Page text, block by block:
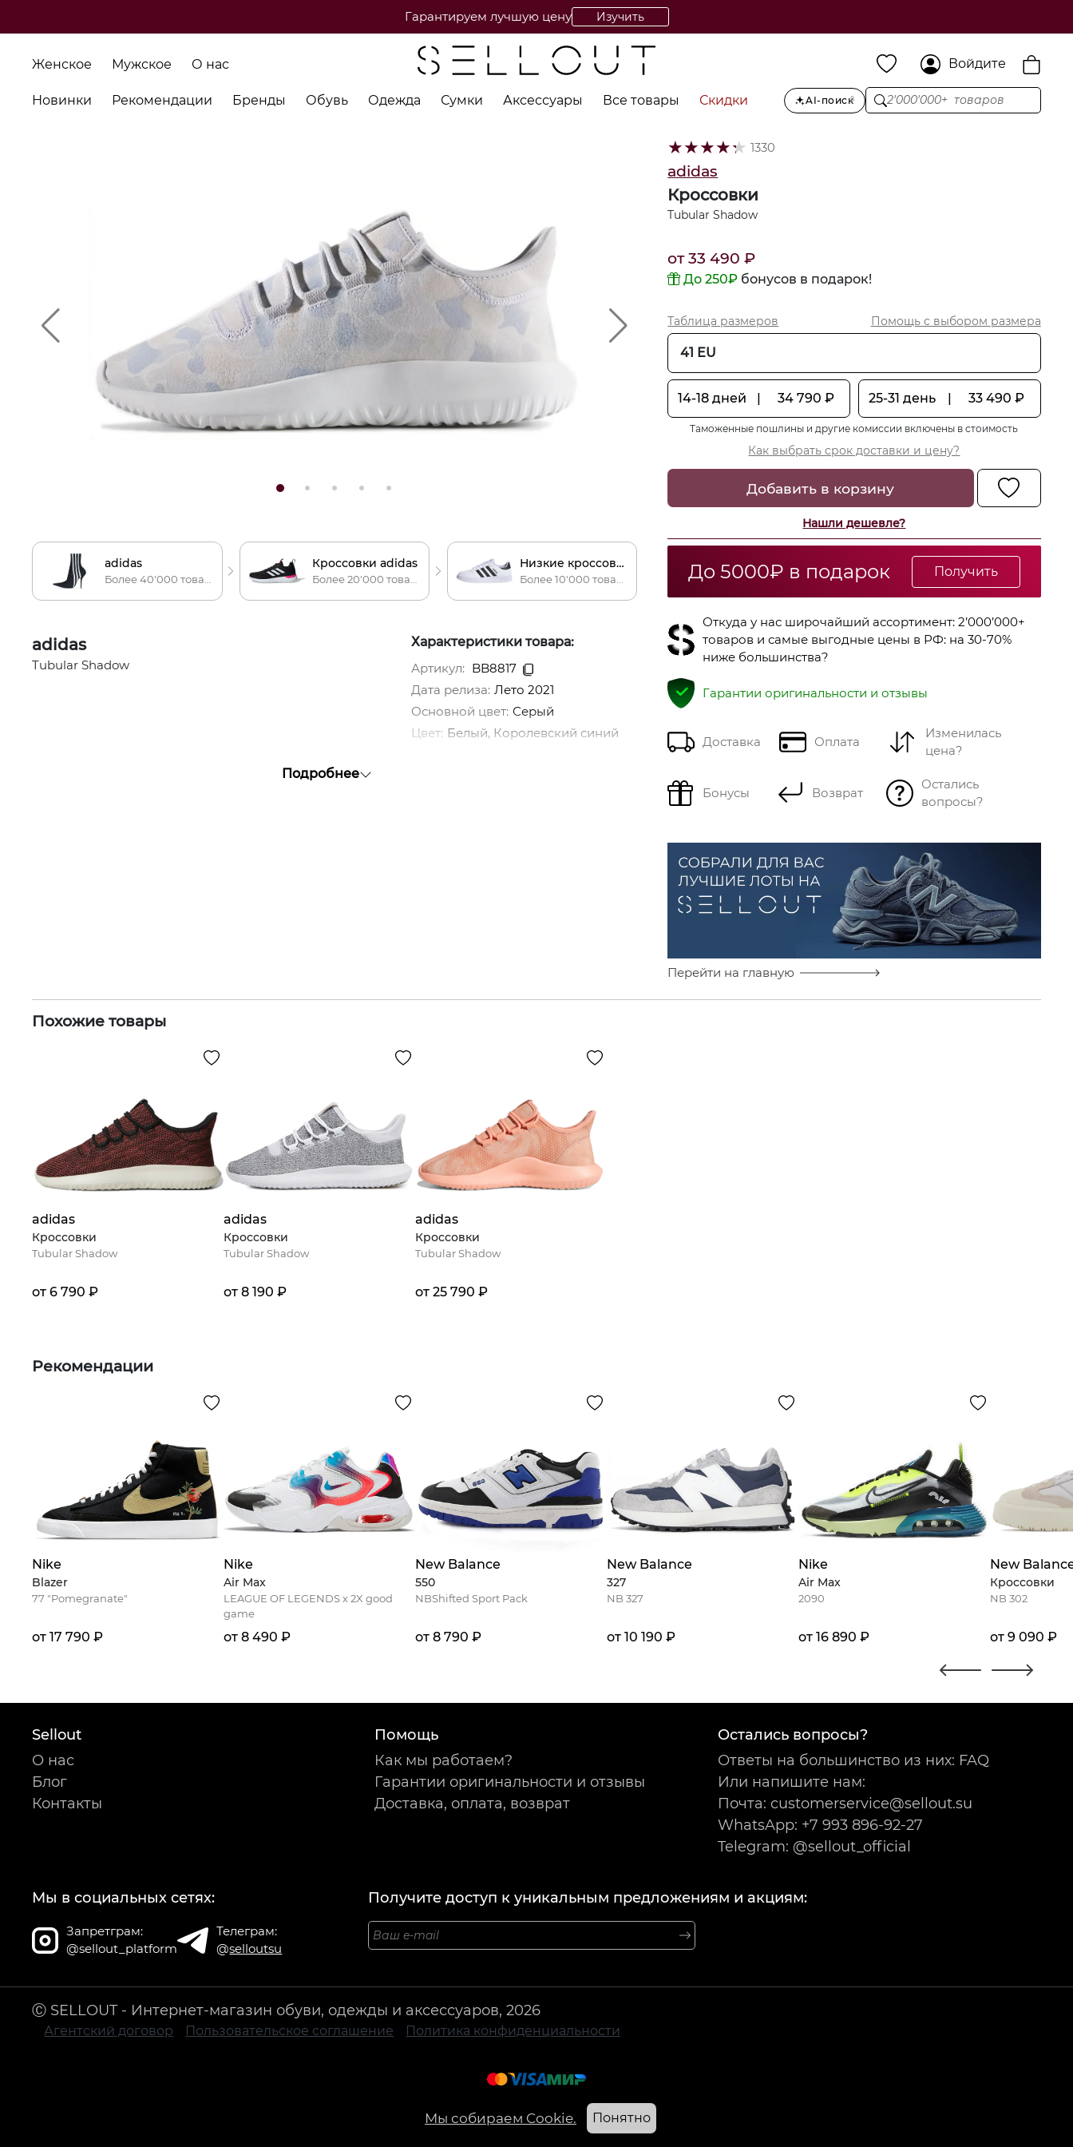
Гарантируем лучшую цену Изучить
Женское Мужское О нас Войдите
Новинки Рекомендации Бренды Обувь Одежда Сумки Аксессуары Все товары Скидки AI-поискβ 2'000'000+ товаров
adidas Кроссовки adidas Низкие кроссовки adidas
adidas
Tubular Shadow
Характеристики товара:
Артикул: BB8817
Дата релиза: Лето 2021
Основной цвет: Серый
Цвет: Белый, Королевский синий
Подробнее
★★★★★ 1330
adidas
Кроссовки
Tubular Shadow
от33 490 ₽
До 250₽ бонусов в подарок!
Таблица размеров Помощь с выбором размера
41 EU
14-18 дней | 34 790 ₽ 25-31 день | 33 490 ₽
Таможенные пошлины и другие комиссии включены в стоимость
Как выбрать срок доставки и цену?
Добавить в корзину
Нашли дешевле?
До 5000₽ в подарок Получить
Откуда у нас широчайший ассортимент: 2’000’000+
товаров и самые выгодные цены в РФ: на 30-70%
ниже большинства?
Гарантии оригинальности и отзывы
Доставка Оплата
Изменилась
цена?
Бонусы Возврат
Остались
вопросы?
Перейти на главную
Похожие товары
adidas
Кроссовки
Tubular Shadow
от 6 790 ₽
adidas
Кроссовки
Tubular Shadow
от 8 190 ₽
adidas
Кроссовки
Tubular Shadow
от 25 790 ₽
Рекомендации
Nike
Blazer
77 "Pomegranate"
от 17 790 ₽
Nike
Air Max
LEAGUE OF LEGENDS x 2X good
game
от 8 490 ₽
New Balance
550
NBShifted Sport Pack
от 8 790 ₽
New Balance
327
NB 327
от 10 190 ₽
Nike
Air Max
2090
от 16 890 ₽
New
Кроссовки
NB 302
от 9 090 ₽
Sellout
О нас
Блог
Контакты
Помощь
Как мы работаем?
Гарантии оригинальности и отзывы
Доставка, оплата, возврат
Остались вопросы?
Ответы на большинство из них: FAQ
Или напишите нам:
Почта: customerservice@sellout.su
WhatsApp: +7 993 896-92-27
Telegram: @sellout_official
Мы в социальных сетях:
Запретграм:
@sellout_platform
Телеграм:
@selloutsu
Получите доступ к уникальным предложениям и акциям:
Ⓒ SELLOUT - Интернет-магазин обуви, одежды и аксессуаров, 2026
Агентский договор Пользовательское соглашение Политика конфиденциальности
Мы собираем Cookie. Понятно